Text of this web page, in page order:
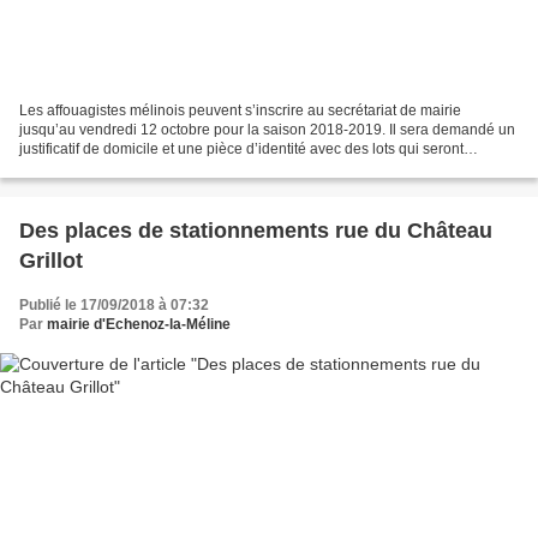
Les affouagistes mélinois peuvent s’inscrire au secrétariat de mairie
jusqu’au vendredi 12 octobre pour la saison 2018-2019. Il sera demandé un
justificatif de domicile et une pièce d’identité avec des lots qui seront
Des places de stationnements rue du Château
Grillot
Publié le 17/09/2018 à 07:32
Par mairie d'Echenoz-la-Méline